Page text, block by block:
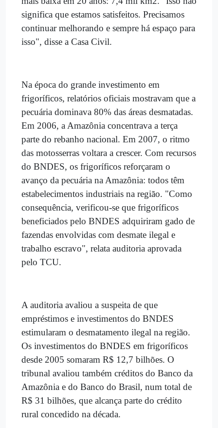
significa que estamos satisfeitos. Precisamos
continuar melhorando e sempre há espaço para
isso", disse a Casa Civil.
Na época do grande investimento em
frigoríficos, relatórios oficiais mostravam que a
pecuária dominava 80% das áreas desmatadas.
Em 2006, a Amazônia concentrava a terça
parte do rebanho nacional. Em 2007, o ritmo
das motosserras voltara a crescer. Com recursos
do BNDES, os frigoríficos reforçaram o
avanço da pecuária na Amazônia: todos têm
estabelecimentos industriais na região. "Como
consequência, verificou-se que frigoríficos
beneficiados pelo BNDES adquiriram gado de
fazendas envolvidas com desmate ilegal e
trabalho escravo", relata auditoria aprovada
pelo TCU.
A auditoria avaliou a suspeita de que
empréstimos e investimentos do BNDES
estimularam o desmatamento ilegal na região.
Os investimentos do BNDES em frigoríficos
desde 2005 somaram R$ 12,7 bilhões. O
tribunal avaliou também créditos do Banco da
Amazônia e do Banco do Brasil, num total de
R$ 31 bilhões, que alcança parte do crédito
rural concedido na década.